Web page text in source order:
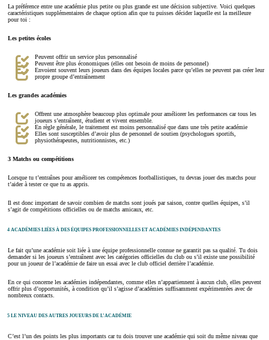
La préférence entre une académie plus petite ou plus grande est une décision subjective. Voici quelques
caractéristiques supplémentaires de chaque option afin que tu puisses décider laquelle est la meilleure
pour toi :
Les petites écoles
Peuvent offrir un service plus personnalisé
Peuvent être plus économiques (elles ont besoin de moins de personnel)
Envoient souvent leurs joueurs dans des équipes locales parce qu’elles ne peuvent pas créer leur
propre groupe d’entraînement
Les grandes académies
Offrent une atmosphère beaucoup plus optimale pour améliorer les performances car tous les
joueurs s’entraînent, étudient et vivent ensemble.
En règle générale, le traitement est moins personnalisé que dans une très petite académie
Elles sont susceptibles d’avoir plus de personnel de soutien (psychologues sportifs,
physiothérapeutes, nutritionnistes, etc.)
3 Matchs ou compétitions
Lorsque tu t’entraînes pour améliorer tes compétences footballistiques, tu devras jouer des matchs pour
t’aider à tester ce que tu as appris.
Il est donc important de savoir combien de matchs sont joués par saison, contre quelles équipes, s’il
s’agit de compétitions officielles ou de matchs amicaux, etc.
4 ACADÉMIES LIÉES À DES ÉQUIPES PROFESSIONNELLES ET ACADÉMIES INDÉPENDANTES
Le fait qu’une académie soit liée à une équipe professionnelle connue ne garantit pas sa qualité. Tu dois
demander si les joueurs s’entraînent avec les catégories officielles du club ou s’il existe une possibilité
pour un joueur de l’académie de faire un essai avec le club officiel derrière l’académie.
En ce qui concerne les académies indépendantes, comme elles n’appartiennent à aucun club, elles peuvent
offrir plus d’opportunités, à condition qu’il s’agisse d’académies suffisamment expérimentées avec de
nombreux contacts.
5 LE NIVEAU DES AUTRES JOUEURS DE L’ACADÉMIE
C’est l’un des points les plus importants car tu dois trouver une académie qui soit du même niveau que